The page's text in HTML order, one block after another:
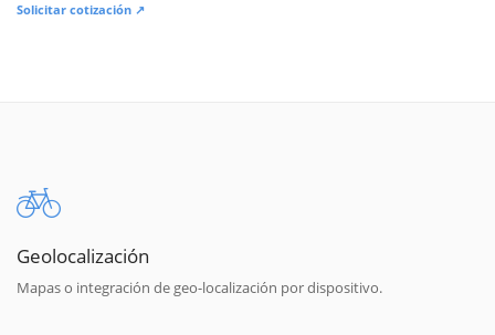
Solicitar cotización ↗
Geolocalización
Mapas o integración de geo-localización por dispositivo.